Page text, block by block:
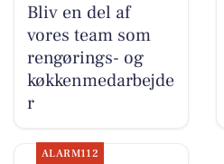
Bliv en del af
vores team som
rengørings- og
køkkenmedarbejde
r
ALARM112